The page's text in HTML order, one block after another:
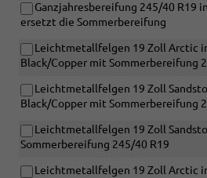
Ganzjahresbereifung 245/40 R19
ersetzt die Sommerbereifung
Leichtmetallfelgen 19 Zoll Arctic
Black/Copper mit Sommerbereifung
Leichtmetallfelgen 19 Zoll
Black/Copper mit Sommerbereifung
Leichtmetallfelgen 19 Zoll
Sommerbereifung 245/40 R19
Leichtmetallfelgen 19 Zoll Arctic